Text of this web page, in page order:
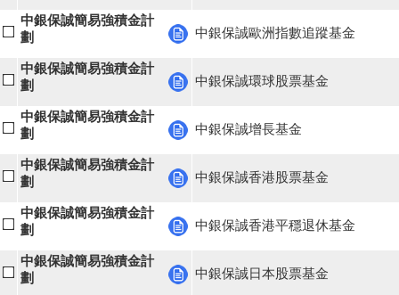
中銀保誠簡易強積金計
劃
中銀保誠歐洲指數追蹤基金
中銀保誠簡易強積金計
劃
中銀保誠環球股票基金
中銀保誠簡易強積金計
劃
中銀保誠增長基金
中銀保誠簡易強積金計
劃
中銀保誠香港股票基金
中銀保誠簡易強積金計
劃
中銀保誠香港平穩退休基金
中銀保誠簡易強積金計
劃
中銀保誠日本股票基金